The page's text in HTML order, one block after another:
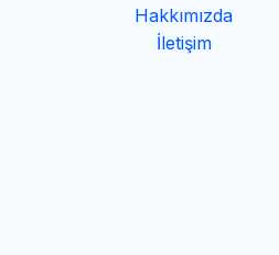
Hakkımızda
İletişim